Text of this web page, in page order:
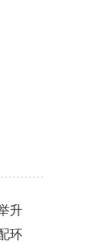
升
环